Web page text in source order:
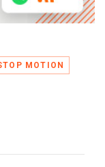
MOTION